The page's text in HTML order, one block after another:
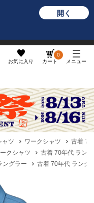
開く
お気に入り カート
0
メニュー
ャツ ワークシャツ
古着 70
クシャツ
古着 70年代 ラン
ングラー 古着 70年代 ラング